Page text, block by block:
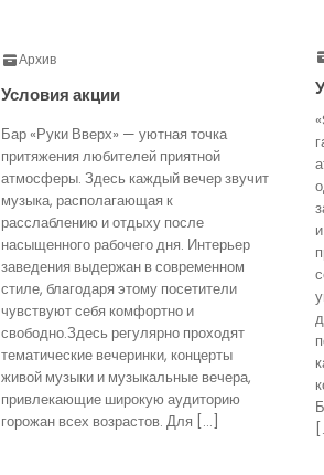
Архив
Условия акции
Бар «Руки Вверх» — уютная точка
притяжения любителей приятной
атмосферы. Здесь каждый вечер звучит
музыка, располагающая к
расслаблению и отдыху после
насыщенного рабочего дня. Интерьер
заведения выдержан в современном
стиле, благодаря этому посетители
чувствуют себя комфортно и
свободно.Здесь регулярно проходят
тематические вечеринки, концерты
живой музыки и музыкальные вечера,
привлекающие широкую аудиторию
горожан всех возрастов. Для […]